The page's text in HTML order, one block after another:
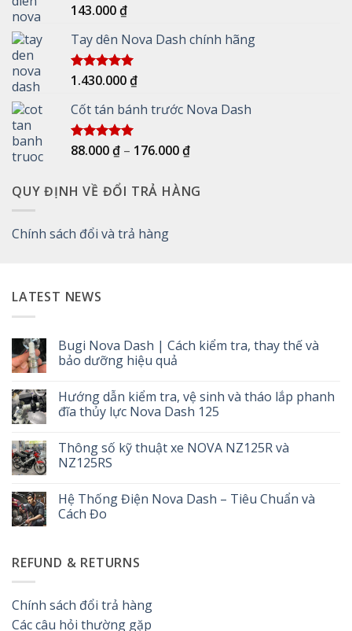
Được xếp
5.00
5 sao
143.000₫
Tay dên Nova Dash chính hãng
Được xếp
5 sao
1.430.000₫
Cốt tán bánh trước Nova Dash
Được xếp
5.00
88.000₫ – 176.000₫Khoảng
từ
88.000 ₫
QUY ĐỊNH VỀ ĐỔI TRẢ HÀNG
Chính sách đổi và trả hàng
LATEST NEWS
Bugi Nova Dash | Cách kiểm tra, thay thế và
bảo dưỡng hiệu quả
bình
luận
ở
Dash
|
Cách
thay
thế
và
quả
Hướng dẫn kiểm tra, vệ sinh và tháo lắp phanh
đĩa thủy lực Nova Dash 125
bình
luận
ở
kiểm
tra,
vệ
lắp
phanh
lực
Nova
Dash
Thông số kỹ thuật xe NOVA NZ125R và
NZ125RS
bình
luận
ở
thuật
xe
và
NZ125RS
Hệ Thống Điện Nova Dash – Tiêu Chuẩn và
Cách Đo
luận
ở
Điện
Nova
Dash
REFUND & RETURNS
Chính sách đổi trả hàng
Các câu hỏi thường gặp